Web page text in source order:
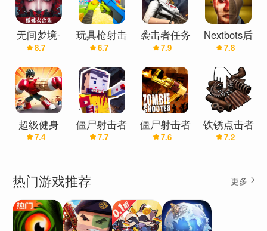
无间梦境-
纸嫁衣全系
列
8.7
玩具枪射击
者小队
6.7
袭击者任务
国际服
7.9
Nextbots后
室追击者
7.8
超级健身
房：点击者
7.4
僵尸射击者
7.7
僵尸射击者
7.6
铁锈点击者
7.2
热门游戏推荐 更多